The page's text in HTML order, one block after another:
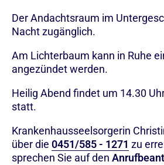
Der Andachtsraum im
Nacht zugänglich.
Am Lichterbaum kann in Ruhe
angezündet werden.
Heilig Abend findet um 14.30
statt.
Krankenhausseelsorgerin
über die 0451/585 - 1271 zu
sprechen Sie auf den